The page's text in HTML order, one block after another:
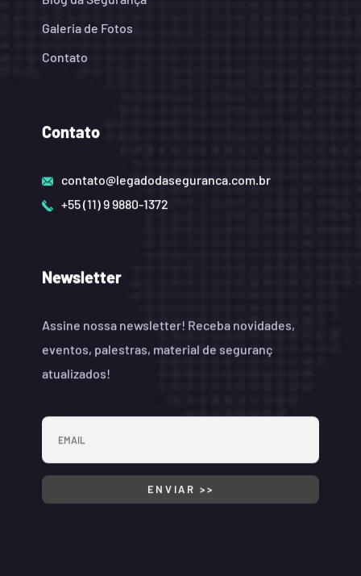
Galeria de Fotos
Contato
Contato
contato@legadodaseguranca.com.br
+55 (11) 9 9880-1372
Newsletter
Assine nossa newsletter! Receba novidades,
eventos, palestras, material de seguranç
atualizados!